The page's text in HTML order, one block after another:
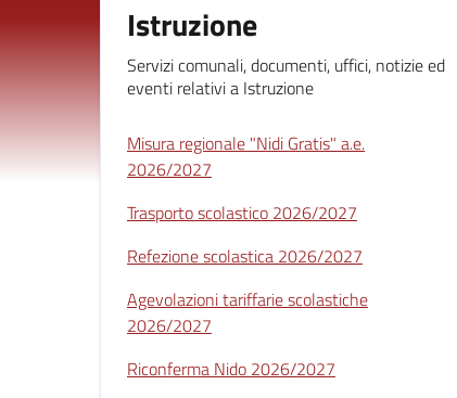
Istruzione
Servizi comunali, documenti, uffici, notizie ed
eventi relativi a Istruzione
Misura regionale "Nidi Gratis" a.e.
2026/2027
Trasporto scolastico 2026/2027
Refezione scolastica 2026/2027
Agevolazioni tariffarie scolastiche
2026/2027
Riconferma Nido 2026/2027